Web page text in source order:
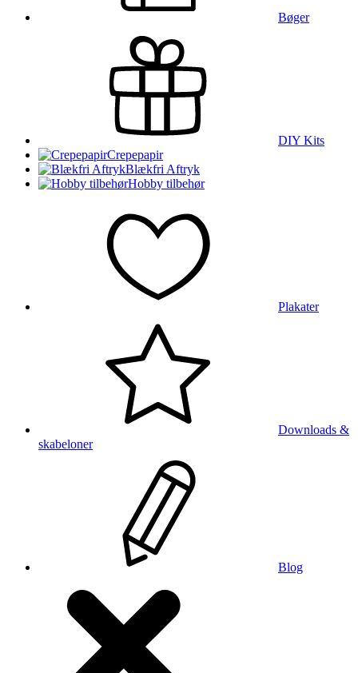
Bøger
DIY Kits
Crepepapir
Blækfri Aftryk
Hobby tilbehør
Plakater
Downloads &
skabeloner
Blog